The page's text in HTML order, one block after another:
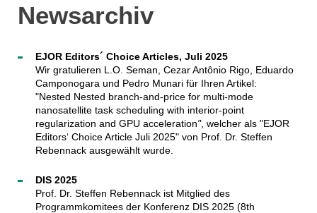
Newsarchiv
EJOR Editors´ Choice Articles, Juli 2025
Wir gratulieren L.O. Seman, Cezar Antônio Rigo, Eduardo
Camponogara und Pedro Munari für Ihren Artikel:
"Nested Nested branch-and-price for multi-mode
nanosatellite task scheduling with interior-point
regularization and GPU acceleration", welcher als "EJOR
Editors‘ Choice Article Juli 2025" von Prof. Dr. Steffen
Rebennack ausgewählt wurde.
DIS 2025
Prof. Dr. Steffen Rebennack ist Mitglied des
Programmkomitees der Konferenz DIS 2025 (8th